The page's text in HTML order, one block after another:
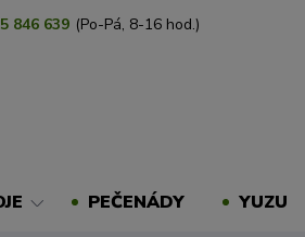
846 639 (Po-Pá, 8-16 hod.)
PEČENÁDY YUZU